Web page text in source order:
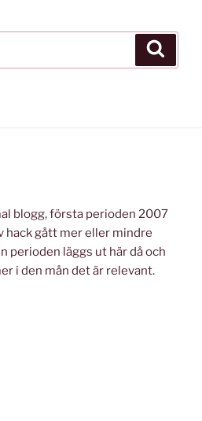
blogg, första perioden 2007
hack gått mer eller mindre
perioden läggs ut här då och
i den mån det är relevant.